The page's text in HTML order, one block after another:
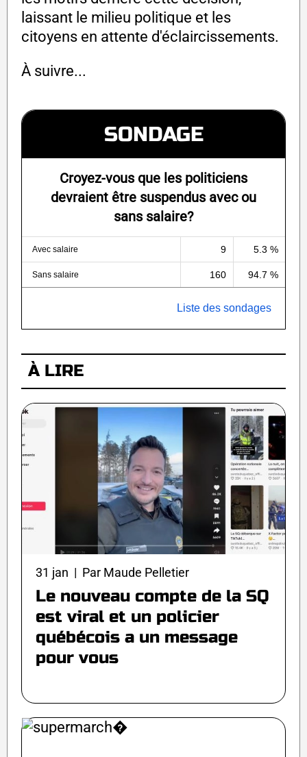
laissant le milieu politique et les
citoyens en attente d'éclaircissements.
À suivre...
SONDAGE
Croyez-vous que les politiciens
devraient être suspendus avec ou
sans salaire?
Avec salaire 9 5.3 %
Sans salaire 160 94.7 %
Liste des sondages
À LIRE
31 jan | Par Maude Pelletier
Le nouveau compte de la SQ
est viral et un policier
québécois a un message
pour vous